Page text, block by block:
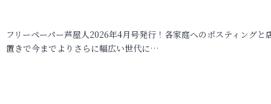
フリーペーパー芦屋人2026年4月号発行！各家庭へのポスティングと
置きで今までよりさらに幅広い世代に…